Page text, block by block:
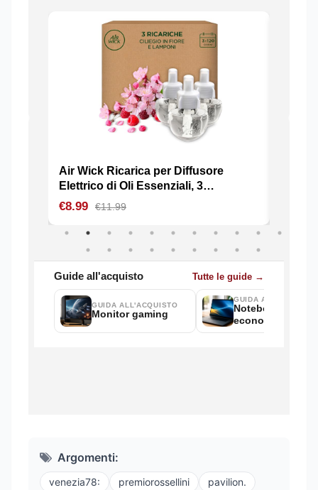
Argomenti:
venezia78: premiorossellini
pavilion.